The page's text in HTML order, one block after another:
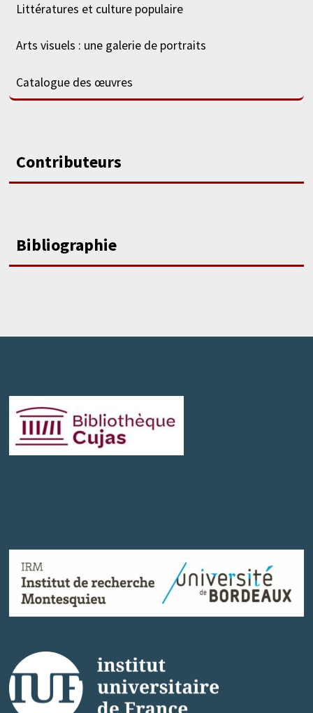
Littératures et culture populaire
Arts visuels : une galerie de portraits
Catalogue des œuvres
Contributeurs
Bibliographie